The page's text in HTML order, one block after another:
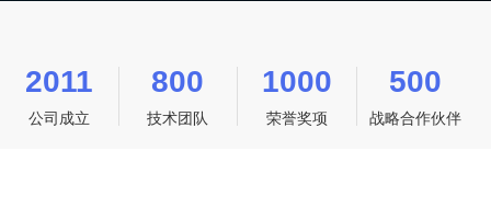
2011
公司成立
800
技术团队
1000
荣誉奖项
500
战略合作伙伴